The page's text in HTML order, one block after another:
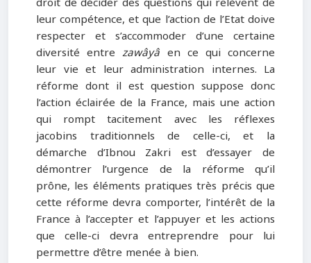
leur compétence, et que l’action de l’Etat doive
respecter et s’accommoder d’une certaine
diversité entrezawâyâ en ce qui concerne
leur vie et leur administration internes. La
réforme dont il est question suppose donc
l’action éclairée de la France, mais une action
qui rompt tacitement avec les réflexes
jacobins traditionnels de celle-ci, et la
démarche d’Ibnou Zakri est d’essayer de
démontrer l’urgence de la réforme qu’il
prône, les éléments pratiques très précis que
cette réforme devra comporter, l’intérêt de la
France à l’accepter et l’appuyer et les actions
que celle-ci devra entreprendre pour lui
permettre d’être menée à bien.